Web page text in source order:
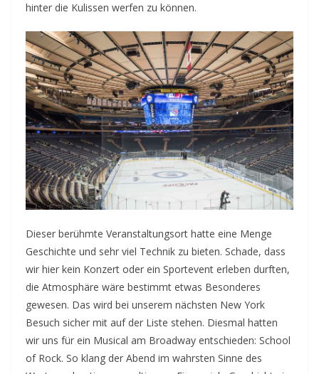
hinter die Kulissen werfen zu können.
Dieser berühmte Veranstaltungsort hatte eine Menge
Geschichte und sehr viel Technik zu bieten. Schade, dass
wir hier kein Konzert oder ein Sportevent erleben durften,
die Atmosphäre wäre bestimmt etwas Besonderes
gewesen. Das wird bei unserem nächsten New York
Besuch sicher mit auf der Liste stehen. Diesmal hatten
wir uns für ein Musical am Broadway entschieden: School
of Rock. So klang der Abend im wahrsten Sinne des